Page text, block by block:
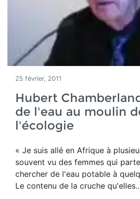
25 février, 2011
Hubert
de l'eau au moulin
l'écologie
« Je suis allé en Afrique à
souvent vu des femmes qui
chercher de l'eau potable à
Le contenu de la cruche